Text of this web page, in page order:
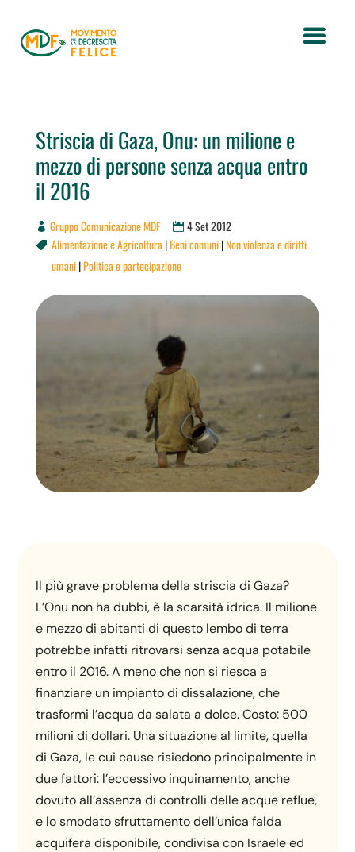
Striscia di Gaza, Onu: un milione e
mezzo di persone senza acqua entro
il 2016
Gruppo Comunicazione MDF 4 Set 2012
 Alimentazione e Agricoltura |Beni comuni|Non violenza e diritti
umani|Politica e partecipazione
Il più grave problema della striscia di Gaza?
L’Onu non ha dubbi, è la scarsità idrica. Il milione
e mezzo di abitanti di questo lembo di terra
potrebbe infatti ritrovarsi senza acqua potabile
entro il 2016. A meno che non si riesca a
finanziare un impianto di dissalazione, che
trasformi l’acqua da salata a dolce. Costo: 500
milioni di dollari. Una situazione al limite, quella
di Gaza, le cui cause risiedono principalmente in
due fattori: l’eccessivo inquinamento, anche
dovuto all’assenza di controlli delle acque reflue,
e lo smodato sfruttamento dell’unica falda
acquifera disponibile, condivisa con Israele ed